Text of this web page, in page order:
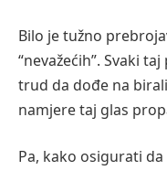
Bilo je tužno
“nevažećih”. Svaki
trud da dođe na
namjere taj glas
Pa, kako osigurati